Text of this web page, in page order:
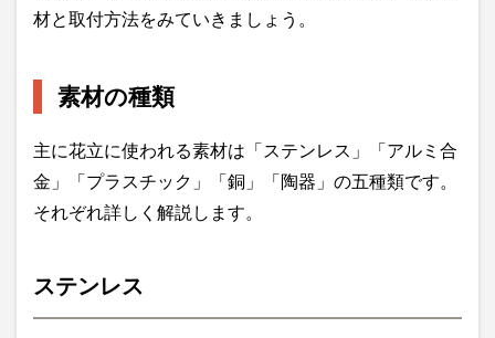
材と取付方法をみていきましょう。
素材の種類
主に花立に使われる素材は「ステンレス」「アルミ合
金」「プラスチック」「銅」「陶器」の五種類です。
それぞれ詳しく解説します。
ステンレス